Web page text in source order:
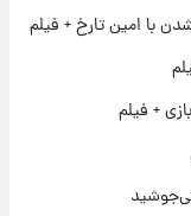
طلا؛ پیش‌بینی
با امین تارخ + فیلم
+ فیلم